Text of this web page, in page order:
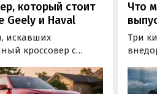
который стоит
Geely и Haval
искавших
кроссовер с
цене, теперь есть
с китайского
Что
Три